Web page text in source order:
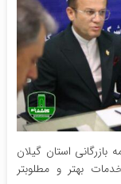
استان گیلان
بهتر و مطلوبتر